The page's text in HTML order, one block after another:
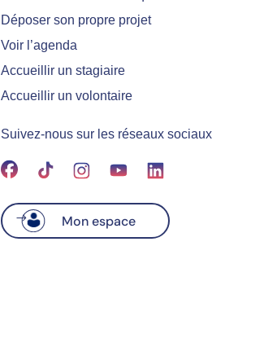
Déposer son propre projet
Voir l’agenda
Accueillir un stagiaire
Accueillir un volontaire
Suivez-nous sur les réseaux sociaux
Mon espace